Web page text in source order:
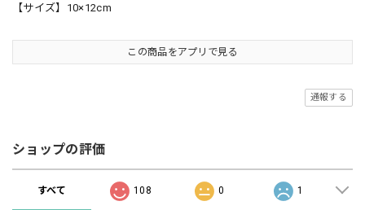
【サイズ】10×12cm
この商品をアプリで見る
通報する
ショップの評価
すべて 108 0 1